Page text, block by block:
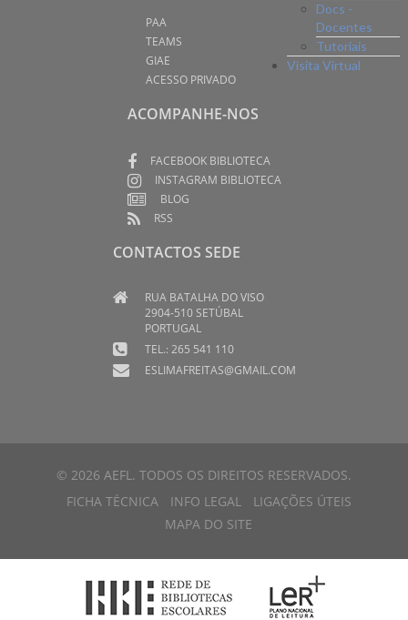
Docs -
Docentes
Tutoriais
Visita Virtual
PAA
TEAMS
GIAE
ACESSO PRIVADO
ACOMPANHE-NOS
FACEBOOK BIBLIOTECA
INSTAGRAM BIBLIOTECA
BLOG
RSS
CONTACTOS SEDE
RUA BATALHA DO VISO
2904-510 SETÚBAL
PORTUGAL
TEL.: 265 541 110
ESLIMAFREITAS@GMAIL.COM
© 2026 AEFL. TODOS OS DIREITOS RESERVADOS.
FICHA TÉCNICA
INFO LEGAL
LIGAÇÕES ÚTEIS
MAPA DO SITE